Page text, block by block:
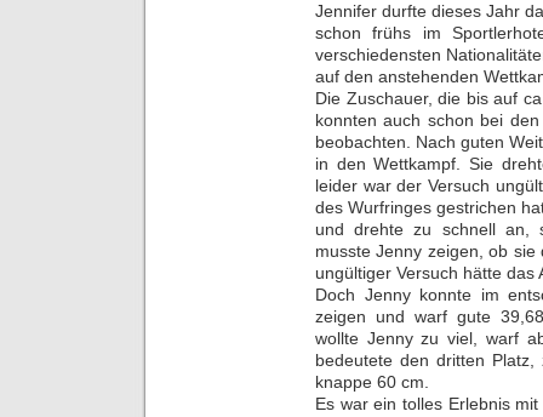
Jennifer durfte dieses Jahr
schon frühs im
verschiedensten
auf den anstehenden
Die Zuschauer, die bis auf
konnten auch schon bei
beobachten. Nach guten
in den Wettkampf. Sie
leider war der Versuch
des Wurfringes gestrichen
und drehte zu schnell an,
musste Jenny zeigen, ob
ungültiger Versuch hätte
Doch Jenny konnte im
zeigen und warf gute
wollte Jenny zu viel, warf
bedeutete den dritten
knappe 60 cm.
Es war ein tolles Erlebnis